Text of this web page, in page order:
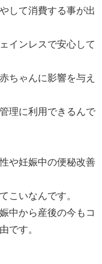
して消費する事が出
インレスで安心して
ちゃんに影響を与え
理に利用できるんで
や妊娠中の便秘改善
こいなんです。
中から産後の今もコ
です。